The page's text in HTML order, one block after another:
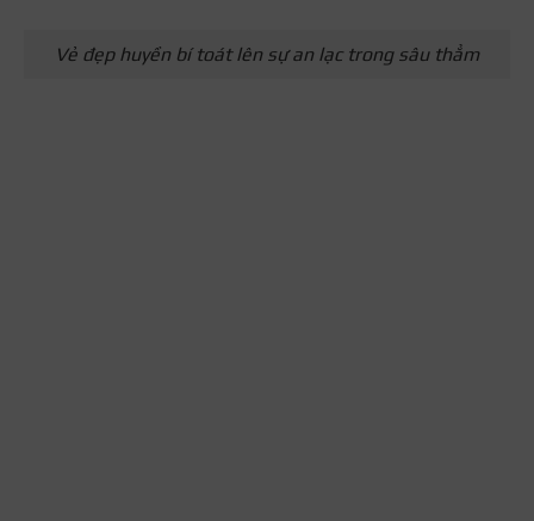
Vẻ đẹp huyền bí toát lên sự an lạc trong sâu thẳm